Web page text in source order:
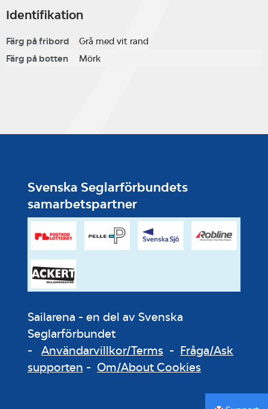
Identifikation
Färg på fribord
Grå med vit rand
Färg på botten
Mörk
Svenska Seglarförbundets
samarbetspartner
Sailarena - en del av Svenska
Seglarförbundet
- Användarvillkor/Terms - Fråga/Ask
supporten - Om/About Cookies